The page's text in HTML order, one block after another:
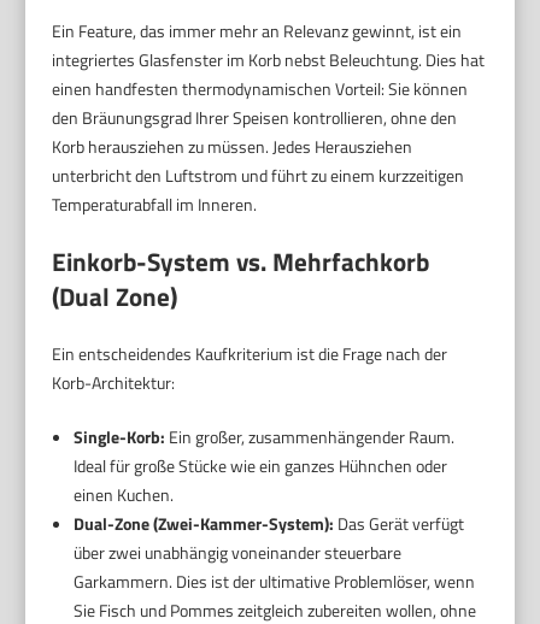
Ein Feature, das immer mehr an Relevanz gewinnt, ist ein
integriertes Glasfenster im Korb nebst Beleuchtung. Dies hat
einen handfesten thermodynamischen Vorteil: Sie können
den Bräunungsgrad Ihrer Speisen kontrollieren, ohne den
Korb herausziehen zu müssen. Jedes Herausziehen
unterbricht den Luftstrom und führt zu einem kurzzeitigen
Temperaturabfall im Inneren.
Einkorb-System vs. Mehrfachkorb
(Dual Zone)
Ein entscheidendes Kaufkriterium ist die Frage nach der
Korb-Architektur:
Single-Korb: Ein großer, zusammenhängender Raum.
Ideal für große Stücke wie ein ganzes Hühnchen oder
einen Kuchen.
Dual-Zone (Zwei-Kammer-System): Das Gerät verfügt
über zwei unabhängig voneinander steuerbare
Garkammern. Dies ist der ultimative Problemlöser, wenn
Sie Fisch und Pommes zeitgleich zubereiten wollen, ohne